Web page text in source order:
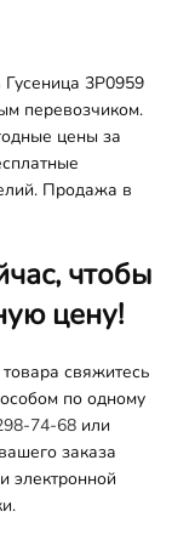
3P0959
перевозчиком.
цены за
Продажа в
чтобы
цену!
свяжитесь
по одному
74-68 или
заказа
электронной